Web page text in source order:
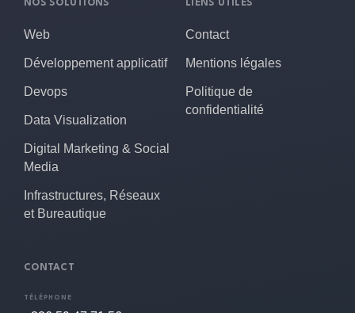
NOS SOLUTIONS
Web
Développement applicatif
Devops
Data Visualization
Digital Marketing & Social
Media
Infrastructures, Réseaux
et Bureautique
LIENS UTILES
Contact
Mentions légales
Politique de
confidentialité
CONTACT
TÉLÉPHONE